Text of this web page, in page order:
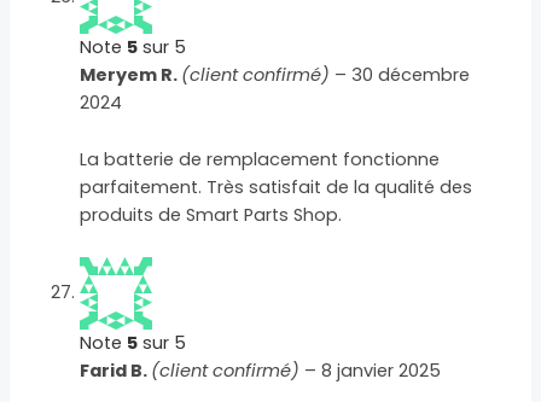
Note 5 sur 5
Meryem R. (client confirmé) – 30 décembre
2024
La batterie de remplacement fonctionne
parfaitement. Très satisfait de la qualité des
produits de Smart Parts Shop.
Note 5 sur 5
Farid B. (client confirmé) – 8 janvier 2025